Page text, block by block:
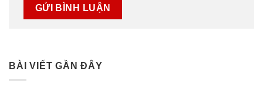
BÀI VIẾT GẦN ĐÂY